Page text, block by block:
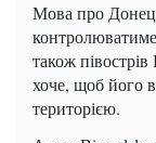
Мова про
також
хоче, щоб його
територією.